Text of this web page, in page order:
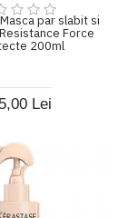
par slabit si
Force
200ml
Lei